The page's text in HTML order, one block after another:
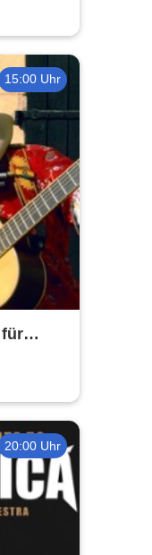
15:00 Uhr
20:00 Uhr